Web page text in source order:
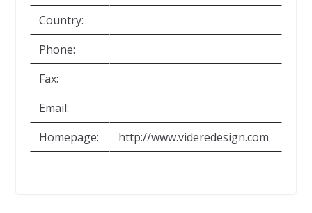
Country:
Phone:
Fax:
Email:
Homepage:
http://www.videredesign.com